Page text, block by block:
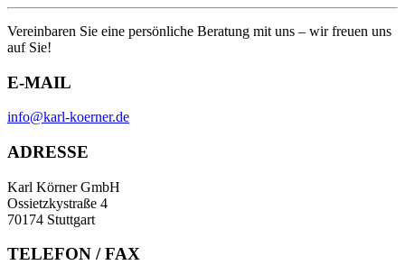
Vereinbaren Sie eine persönliche Beratung mit uns – wir freuen uns
auf Sie!
E-MAIL
info@karl-koerner.de
ADRESSE
Karl Körner GmbH
Ossietzkystraße 4
70174 Stuttgart
TELEFON / FAX